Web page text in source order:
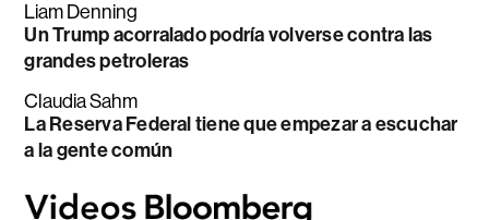
Liam Denning
Un Trump acorralado podría volverse contra las
grandes petroleras
Claudia Sahm
La Reserva Federal tiene que empezar a escuchar
a la gente común